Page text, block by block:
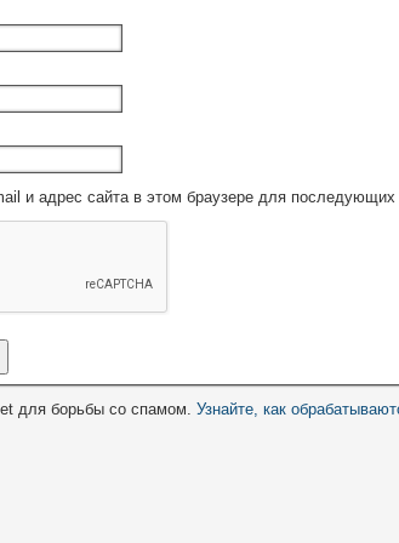
и адрес сайта в этом браузере для
для борьбы со спамом. Узнайте, как